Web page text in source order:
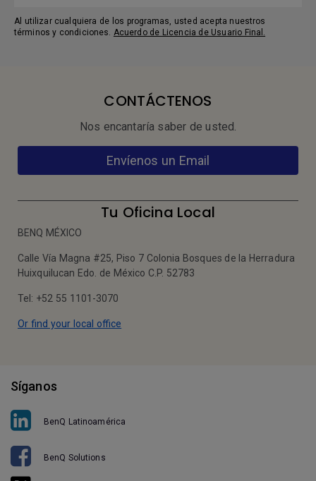
Al utilizar cualquiera de los programas, usted acepta nuestros
términos y condiciones. Acuerdo de Licencia de Usuario Final.
CONTÁCTENOS
Nos encantaría saber de usted.
Envíenos un Email
Tu Oficina Local
BENQ MÉXICO
Calle Vía Magna #25, Piso 7 Colonia Bosques de la Herradura
Huixquilucan Edo. de México C.P. 52783
Tel: +52 55 1101-3070
Or find your local office
Síganos
BenQ Latinoamérica
BenQ Solutions